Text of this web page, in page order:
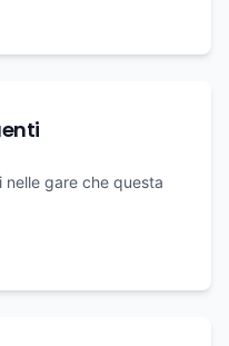
nelle gare che questa